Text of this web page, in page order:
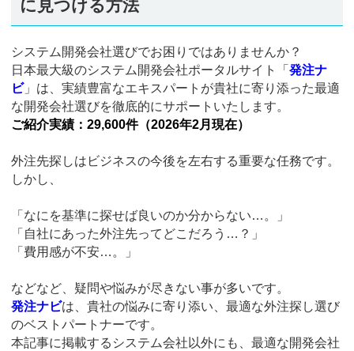
に見つける方法
システム開発会社選びでお困りではありませんか？
日本最大級のシステム開発会社ポータルサイト「 発注ナ
ビ」は、実績豊富なエキスパートが貴社に寄り添った最適
な開発会社選びを徹底的にサポートいたします。
ご紹介実績：29,600件（2026年2月現在）
外注先探しはビジネスの今後を左右する重要な任務です。
しかし、
「なにを基準に探せば良いのか分からない…。」
「自社にあった外注先ってどこだろう…？」
「費用感が不安…。」
などなど、疑問や悩みが尽きない事が多いです。
発注ナビは、貴社の悩みに寄り添い、最適な外注探し選び
のベストパートナーです。
本記事に掲載するシステム会社以外にも、最適な開発会社